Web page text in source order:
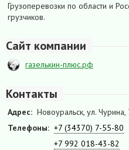
Грузоперевозки по области и
грузчиков.
Сайт компании
газелькин-плюс.рф
Контакты
Адрес: Новоуральск, ул. Чурина,
Телефоны: +7 (34370) 7-55-80
+7 992 018-43-82